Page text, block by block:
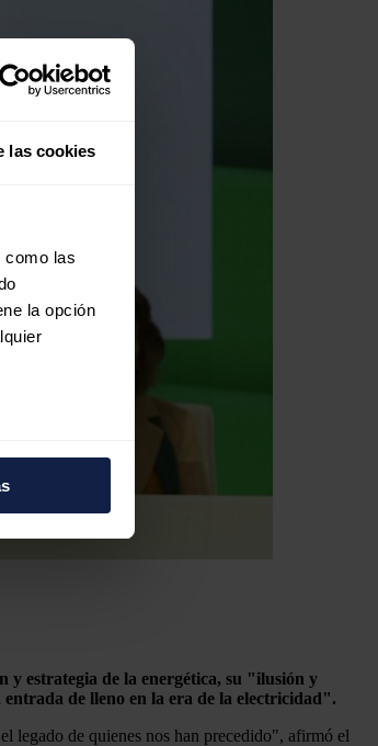
las cookies
como las
la opción
sociales
y estrategia de la energética, su "ilusión y
de lleno en la era de la electricidad".
legado de quienes nos han precedido", afirmó el